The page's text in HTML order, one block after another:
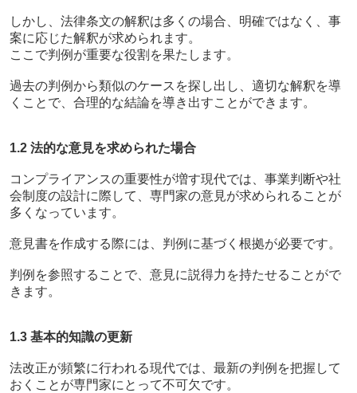
しかし、法律条文の解釈は多くの場合、明確ではなく、事
案に応じた解釈が求められます。
ここで判例が重要な役割を果たします。
過去の判例から類似のケースを探し出し、適切な解釈を導
くことで、合理的な結論を導き出すことができます。
1.2 法的な意見を求められた場合
コンプライアンスの重要性が増す現代では、事業判断や社
会制度の設計に際して、専門家の意見が求められることが
多くなっています。
意見書を作成する際には、判例に基づく根拠が必要です。
判例を参照することで、意見に説得力を持たせることがで
きます。
1.3 基本的知識の更新
法改正が頻繁に行われる現代では、最新の判例を把握して
おくことが専門家にとって不可欠です。